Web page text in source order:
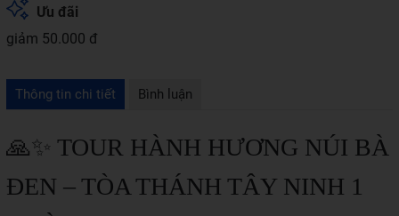
Ưu đãi
giảm 50.000 đ
Thông tin chi tiết Bình luận
🙏✨ TOUR HÀNH HƯƠNG NÚI BÀ
ĐEN – TÒA THÁNH TÂY NINH 1